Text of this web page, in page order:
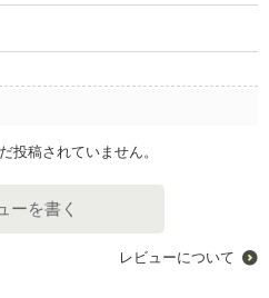
投稿されていません。
ーを書く
レビューについて